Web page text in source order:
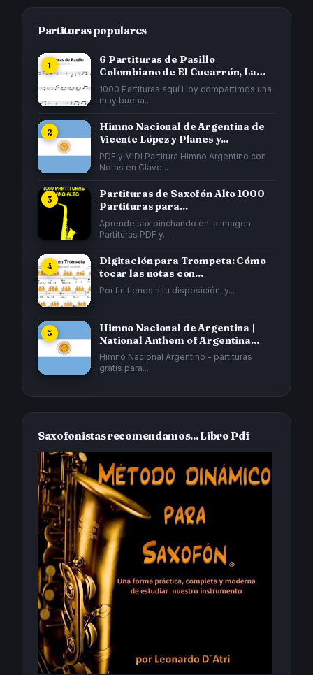
Partituras populares
6 Partituras de Pasillo
Colombiano de El Cucarrón, La
Gata...
1000 Partituras aquí Hoy compartimos una
muy buena...
Himno Nacional de Argentina de
Vicente López y Planes y...
PDF y MIDI Partitura Himno Argentino con
Notas en Clave...
Partituras de Saxofón Alto 1000
Partituras para...
Aprende sax pinchando en la imagen
Partituras PDF y...
Digitación para Trompeta: Cómo
tocar las notas con...
Por fin tienes a tu disposición, y...
Himno Nacional de Argentina |
National Anthem of Argentina...
Himno Nacional Argentino - partituras
gratis para...
Saxofonistas recomendamos... Libro Pdf